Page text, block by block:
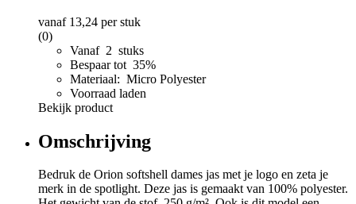
vanaf 13,24 per stuk
(0)
Vanaf 2 stuks
Bespaar tot 35%
Materiaal: Micro Polyester
Voorraad laden
Bekijk product
Omschrijving
Bedruk de Orion softshell dames jas met je logo en zeta je
merk in de spotlight. Deze jas is gemaakt van 100% polyester.